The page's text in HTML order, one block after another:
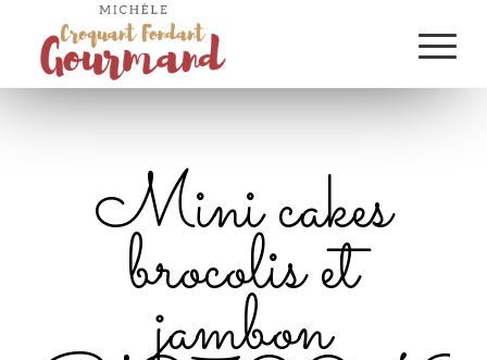
Mini cakes
brocolis et
jambon